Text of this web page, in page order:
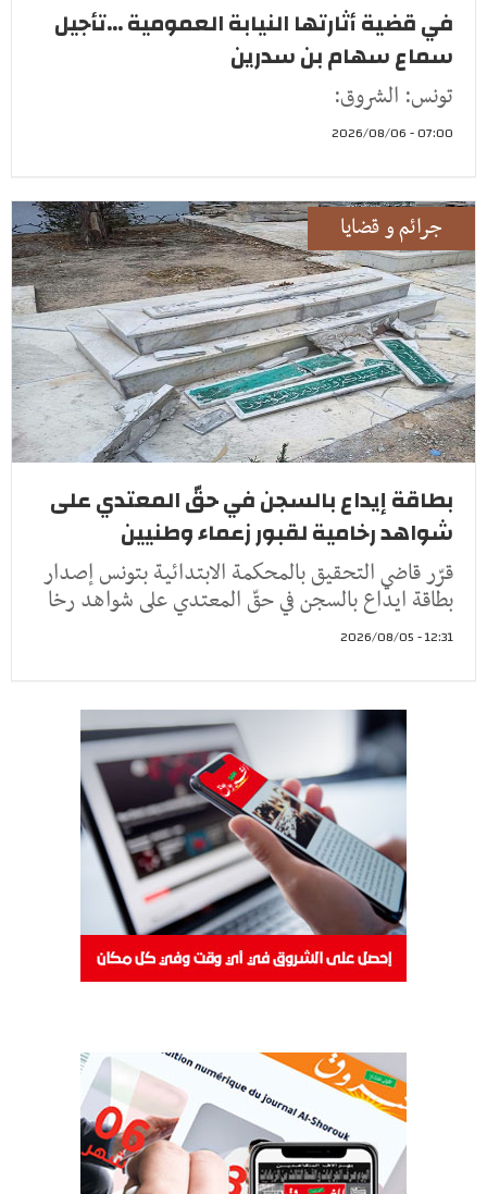
في قضية أثارتها النيابة العمومية ...تأجيل
سماع سهام بن سدرين
تونس: الشروق:
07:00 - 2026/08/06
جرائم و قضايا
بطاقة إيداع بالسجن في حقّ المعتدي على
شواهد رخامية لقبور زعماء وطنيين
قرّر قاضي التحقيق بالمحكمة الابتدائية بتونس إصدار
بطاقة ايداع بالسجن في حقّ المعتدي على شواهد رخا
12:31 - 2026/08/05